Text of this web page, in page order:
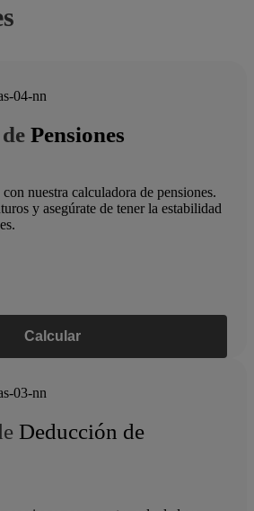
Pensiones
nuestra calculadora de pensiones.
y asegúrate de tener la estabilidad
Calcular
Deducción de